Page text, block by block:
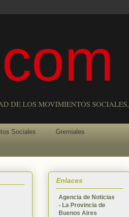
DE LOS MOVIMIENTOS SOCIALES,
Sociales Gremiales
Enlaces
Agencia de Noticias
- La Provincia de
Buenos Aires